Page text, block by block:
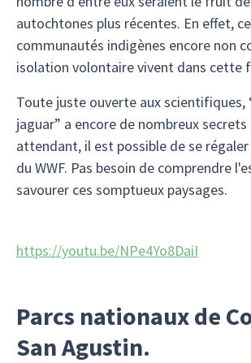
autochtones plus récentes. En effet,
communautés indigènes encore non
isolation volontaire vivent dans cette
Toute juste ouverte aux scientifiques,
jaguar” a encore de nombreux
attendant, il est possible de se
du WWF. Pas besoin de comprendre
savourer ces somptueux paysages.
https://youtu.be/NPe4Yo8DaiI
Parcs nationaux de
San Agustin.